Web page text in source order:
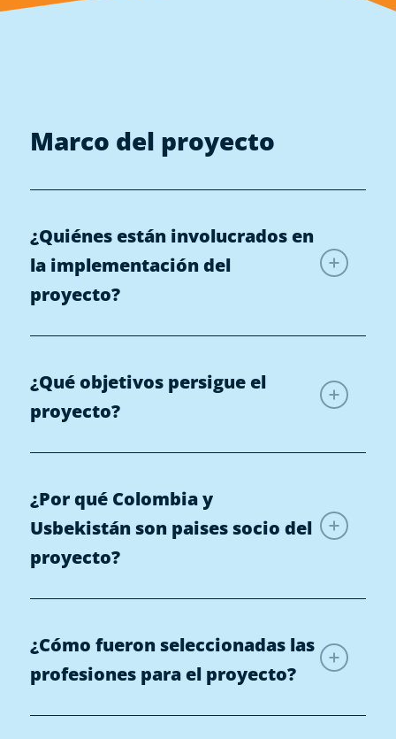
Marco del proyecto
¿Quiénes están involucrados en
la implementación del
proyecto?
¿Qué objetivos persigue el
proyecto?
¿Por qué Colombia y
Usbekistán son paises socio del
proyecto?
¿Cómo fueron seleccionadas las
profesiones para el proyecto?